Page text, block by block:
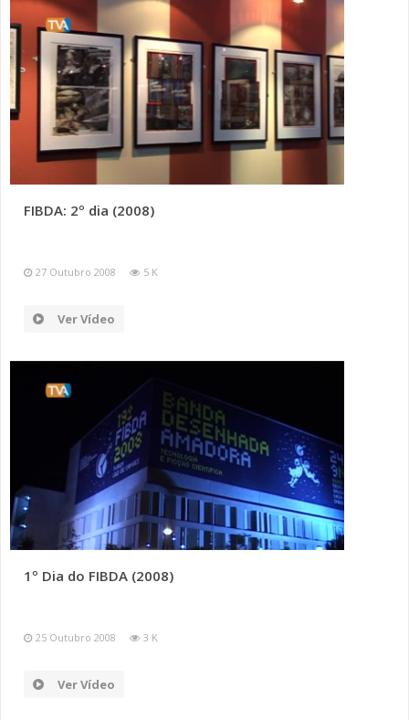
FIBDA: 2º dia (2008)
27 Outubro 2008 5 K
Ver Vídeo
1º Dia do FIBDA (2008)
25 Outubro 2008 3 K
Ver Vídeo